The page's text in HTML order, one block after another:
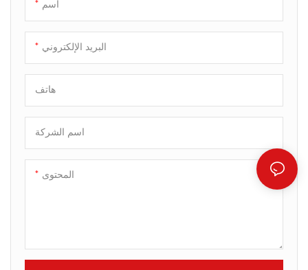
اسم
البريد الإلكتروني
هاتف
اسم الشركة
المحتوى